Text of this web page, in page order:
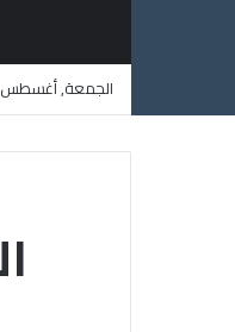
الجمعة, أغسطس 7 2026